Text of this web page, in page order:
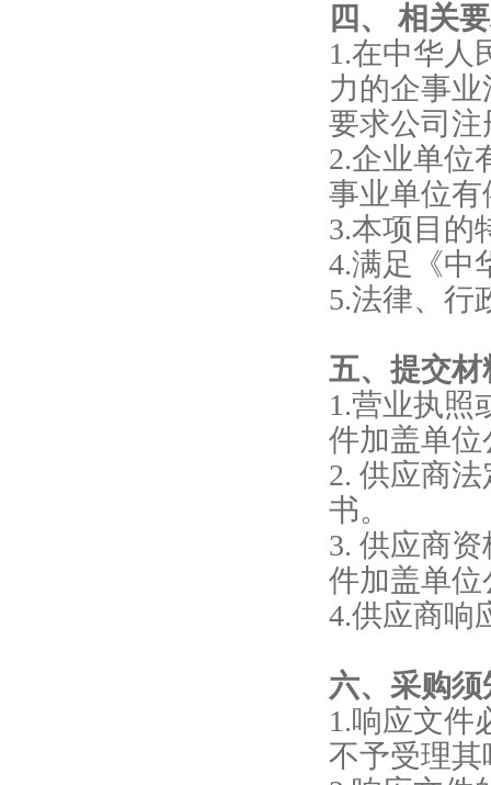
四、 相关
1.在中华人
力的企事
要求公司
2.企业单位
事业单位
3.本项目的
4.满足《中
5.法律、行
五、提交材
1.营业执照
件加盖单
2. 供应商
书。
3. 供应商
件加盖单
4.供应商响
六、采购须
1.响应文件
不予受理